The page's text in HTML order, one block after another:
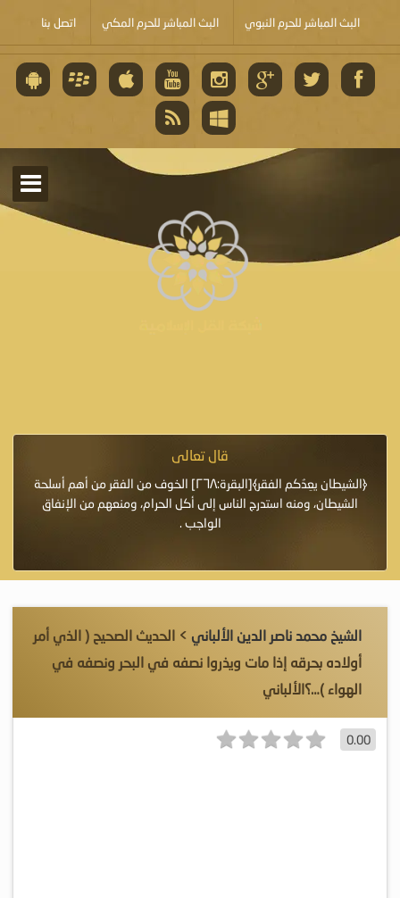
البث المباشر للحرم النبوي البث المباشر للحرم المكي اتصل بنا
قال تعالى
﴿الشيطان يعِدُكم الفقر﴾[البقرة:٢٦٨] الخوف من الفقر من أهم أسلحة
الشيطان، ومنه استدرج الناس إلى أكل الحرام، ومنعهم من الإنفاق
الواجب .
الشيخ محمد ناصر الدين الألباني > الحديث الصحيح ( الذي أمر
أولاده بحرقه إذا مات ويذروا نصفه في البحر ونصفه في
الهواء )…؟الألباني
0.00